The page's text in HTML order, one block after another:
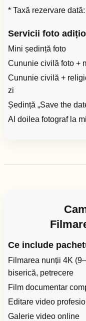
* Taxă rezervare dată:
Servicii foto
Mini ședință foto
Cununie civilă foto +
Cununie civilă +
zi
Ședință „Save the
Al doilea fotograf la
Ce include
Filmarea nunții 4K
biserică, petrecere
Film documentar
Editare video
Galerie video online